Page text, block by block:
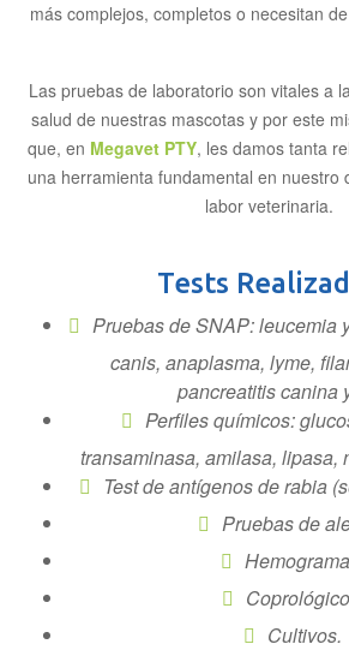
más complejos, completos o necesitan
Las pruebas de laboratorio son vitales a
salud de nuestras mascotas y por este
que, en Megavet PTY, les damos tanta
una herramienta fundamental en nuestro
labor veterinaria.
Tests
Pruebas de SNAP: leucemia
canis, anaplasma, lyme,
pancreatitis canina
Perfiles químicos:
transaminasa, amilasa, lipasa,
Test de antígenos de rabia
Pruebas de
Cultivos.